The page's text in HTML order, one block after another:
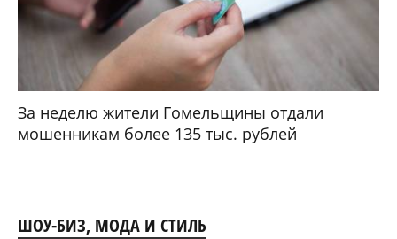
За неделю жители Гомельщины отдали
мошенникам более 135 тыс. рублей
ШОУ-БИЗ, МОДА И СТИЛЬ